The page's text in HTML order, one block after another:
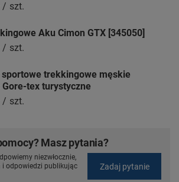
/ szt.
Aku Cimon GTX [345050]
/ szt.
trekkingowe męskie
tex turystyczne
/ szt.
Masz pytania?
niezwłocznie,
i odpowiedzi publikując
Zadaj pytanie